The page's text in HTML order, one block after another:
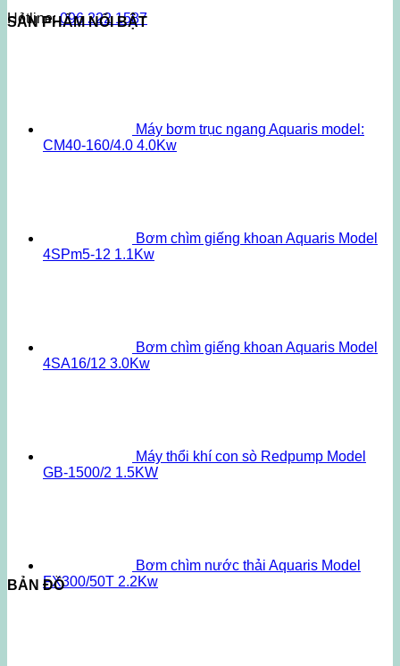
Hotline:096 222 1587
SẢN PHẨM NỔI BẬT
Máy bơm trục ngang Aquaris model:
CM40-160/4.0 4.0Kw
Bơm chìm giếng khoan Aquaris Model
4SPm5-12 1.1Kw
Bơm chìm giếng khoan Aquaris Model
4SA16/12 3.0Kw
Máy thổi khí con sò Redpump Model
GB-1500/2 1.5KW
Bơm chìm nước thải Aquaris Model
FX300/50T 2.2Kw
BẢN ĐỒ